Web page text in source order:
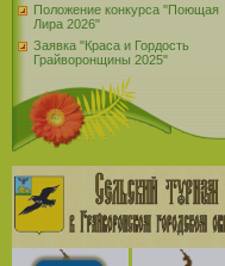
Положение конкурса "Поющая
Лира 2026"
Заявка "Краса и Гордость
Грайворонщины 2025"